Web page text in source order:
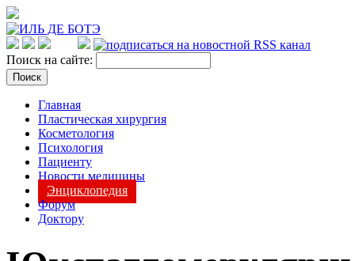
Поиск на сайте:
Главная
Пластическая хирургия
Косметология
Психология
Пациенту
Новости медицины
Энциклопедия
Форум
Доктору